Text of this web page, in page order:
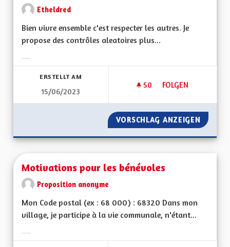
Etheldred
Bien vivre ensemble c'est respecter les autres. Je
propose des contrôles aleatoires plus...
ERSTELLT AM
15/06/2023
50 50 FOLLOWER
FOLGEN
NUISANCES
VORSCHLAG ANZEIGEN
Motivations pour les bénévoles
Proposition anonyme
Mon Code postal (ex : 68 000) : 68320 Dans mon
village, je participe à la vie communale, n'étant...